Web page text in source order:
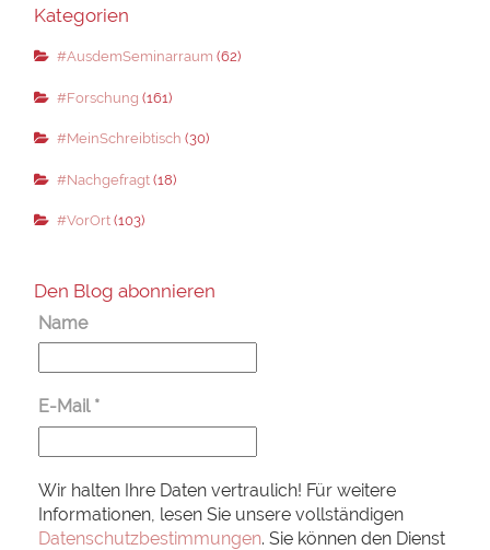
Kategorien
#AusdemSeminarraum (62)
#Forschung (161)
#MeinSchreibtisch (30)
#Nachgefragt(18)
#VorOrt(103)
Den Blog abonnieren
Name
E-Mail *
Wir halten Ihre Daten vertraulich! Für weitere
Informationen, lesen Sie unsere vollständigen
Datenschutzbestimmungen. Sie können den Dienst